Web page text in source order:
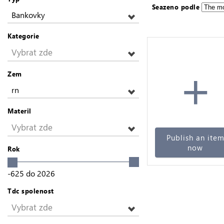
Bankovky
Kategorie
Vybrat zde
Zem
rn
Materil
Vybrat zde
Rok
-625 do 2026
Tdc spolenost
Vybrat zde
Seazeno podle
+
Publish an item
now